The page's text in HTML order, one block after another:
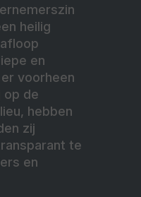
heilig
en
voorheen
op de
hebben
zij
te
en